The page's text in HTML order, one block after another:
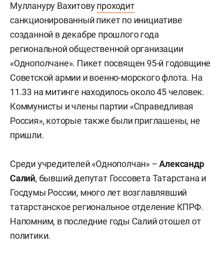
Муллануру Вахитовупроходит
санкционированный пикет по инициативе
созданной в декабре прошлого года
региональной общественной организации
«Однополчане». Пикет посвящен 95-й годовщине
Советской армии и военно-морского флота. На
11.33 на митинге находилось около 45 человек.
Коммунисты и члены партии «Справедливая
Россия», которые также были приглашены, не
пришли.
Среди учредителей «Однополчан» –Александр
Салий, бывший депутат Госсовета Татарстана и
Госдумы России, много лет возглавлявший
татарстанское региональное отделение КПРФ.
Напомним, в последние годы Салий отошел от
политики.